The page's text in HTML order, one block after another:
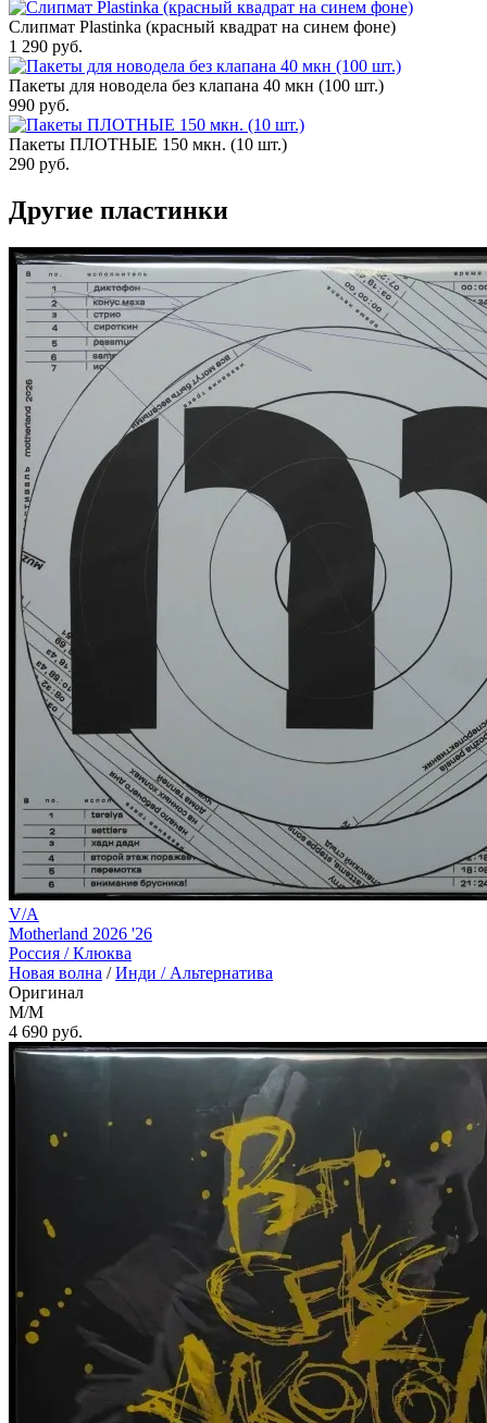
Слипмат Plastinka (красный квадрат на синем фоне)
1 290 руб.
Пакеты для новодела без клапана 40 мкн (100 шт.)
990 руб.
Пакеты ПЛОТНЫЕ 150 мкн. (10 шт.)
290 руб.
Другие пластинки
V/A
Motherland 2026 '26
Россия /Клюква
Новая волна /Инди / Альтернатива
Оригинал
M/M
4 690 руб.